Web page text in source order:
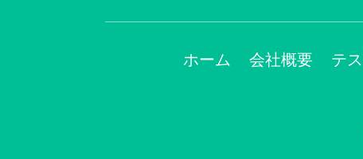
ホーム 会社概要 テ